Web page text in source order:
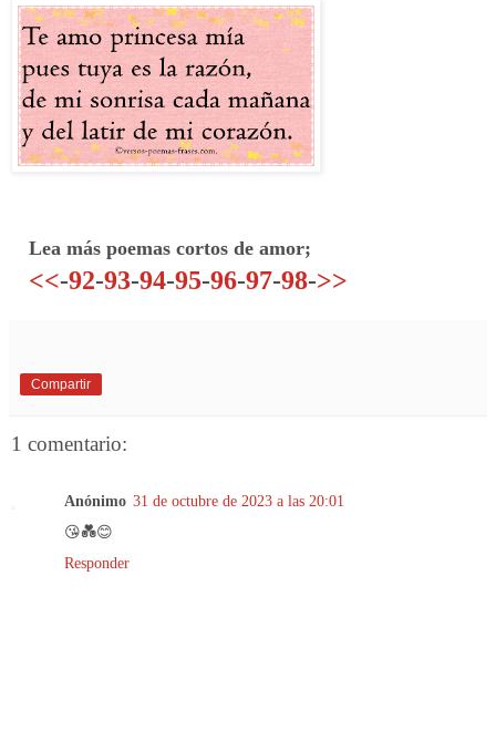
Lea más poemas cortos de amor;
<<-92-93-94-95-96-97-98->>
Compartir
1 comentario:
Anónimo 31 de octubre de 2023 a las 20:01
😘💑😊
Responder